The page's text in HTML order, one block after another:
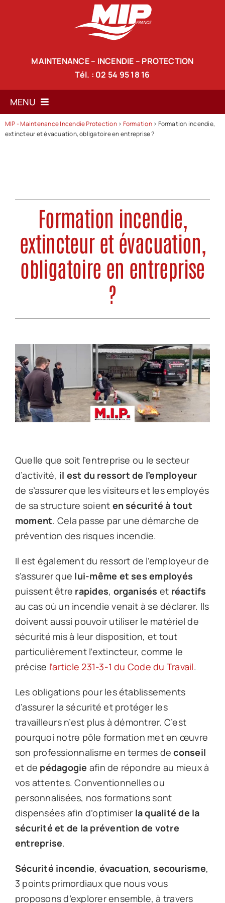
MAINTENANCE – INCENDIE – PROTECTION
Tél. : 02 54 95 18 16
MENU
Accueil
Nos produits de lutte anti-incendie
Actualités
Nos formations
Nous contacter
MIP - Maintenance Incendie Protection> Formation> Formation incendie,
extincteur et évacuation, obligatoire en entreprise ?
Formation incendie,
extincteur et évacuation,
obligatoire en entreprise
?
Quelle que soit l’entreprise ou le secteur
d’activité, il est du ressort de l’employeur
de s’assurer que les visiteurs et les employés
de sa structure soient en sécurité à tout
moment. Cela passe par une démarche de
prévention des risques incendie.
Il est également du ressort de l’employeur de
s’assurer que lui-même et ses employés
puissent être rapides, organisés et réactifs
au cas où un incendie venait à se déclarer. Ils
doivent aussi pouvoir utiliser le matériel de
sécurité mis à leur disposition, et tout
particulièrement l’extincteur, comme le
précise l’article 231-3-1 du Code du Travail.
Les obligations pour les établissements
d’assurer la sécurité et protéger les
travailleurs n’est plus à démontrer. C’est
pourquoi notre pôle formation met en œuvre
son professionnalisme en termes deconseil
et de pédagogie afin de répondre au mieux à
vos attentes. Conventionnelles ou
personnalisées, nos formations sont
dispensées afin d’optimiser la qualité de la
sécurité et de la prévention de votre
entreprise.
Sécurité incendie, évacuation,secourisme,
3 points primordiaux que nous vous
proposons d’explorer ensemble, à travers